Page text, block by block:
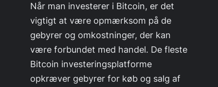
Når man investerer i Bitcoin, er det
vigtigt at være opmærksom på de
gebyrer og omkostninger, der kan
være forbundet med handel. De fleste
Bitcoin investeringsplatforme
opkræver gebyrer for køb og salg af